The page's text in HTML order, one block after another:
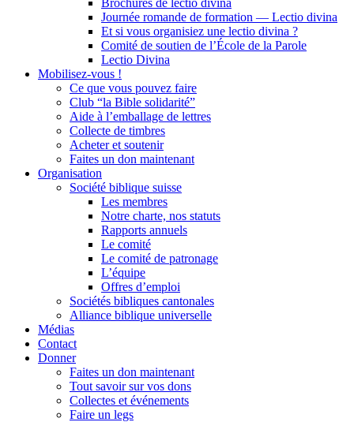
Brochures de lectio divina
Journée romande de formation — Lectio divina
Et si vous organisiez une lectio divina ?
Comité de soutien de l’École de la Parole
Lectio Divina
Mobilisez-vous !
Ce que vous pouvez faire
Club “la Bible solidarité”
Aide à l’emballage de lettres
Collecte de timbres
Acheter et soutenir
Faites un don maintenant
Organisation
Société biblique suisse
Les membres
Notre charte, nos statuts
Rapports annuels
Le comité
Le comité de patronage
L’équipe
Offres d’emploi
Sociétés bibliques cantonales
Alliance biblique universelle
Médias
Contact
Donner
Faites un don maintenant
Tout savoir sur vos dons
Collectes et événements
Faire un legs